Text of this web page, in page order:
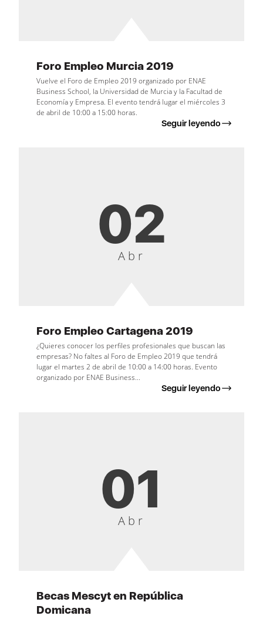
Foro Empleo Murcia 2019
Vuelve el Foro de Empleo 2019 organizado por ENAE
Business School, la Universidad de Murcia y la Facultad de
Economía y Empresa. El evento tendrá lugar el miércoles 3
de abril de 10:00 a 15:00 horas.
Seguir leyendo
02
Abr
Foro Empleo Cartagena 2019
¿Quieres conocer los perfiles profesionales que buscan las
empresas? No faltes al Foro de Empleo 2019 que tendrá
lugar el martes 2 de abril de 10:00 a 14:00 horas. Evento
organizado por ENAE Business...
Seguir leyendo
01
Abr
Becas Mescyt en República
Domicana